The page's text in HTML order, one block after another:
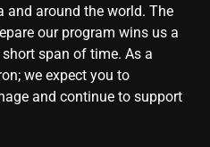
and around the world. The
our program wins us a
span of time. As a
we expect you to
and continue to support